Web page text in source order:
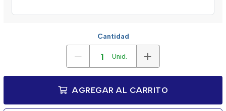
Cantidad
Unid.
AGREGAR AL CARRITO